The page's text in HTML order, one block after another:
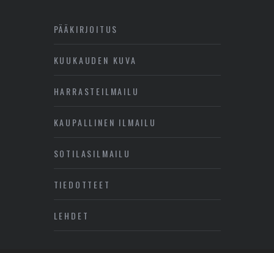
PÄÄKIRJOITUS
KUUKAUDEN KUVA
HARRASTEILMAILU
KAUPALLINEN ILMAILU
SOTILASILMAILU
TIEDOTTEET
LEHDET